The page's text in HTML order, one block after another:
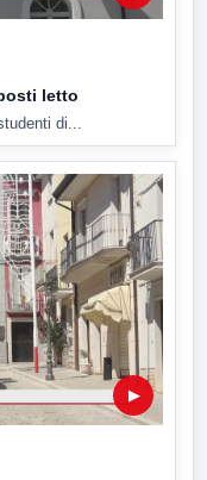
letto
di...
▶